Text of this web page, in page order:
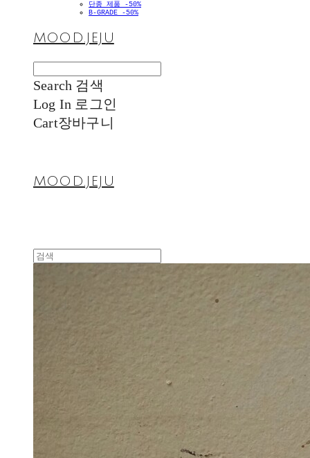
단종 제품 -50%
B-GRADE -50%
MOOD.JEJU
Search 검색
Log In 로그인
Cart장바구니
MOOD.JEJU